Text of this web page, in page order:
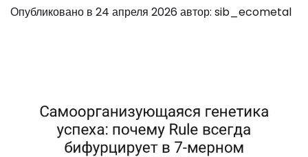
Опубликовано в 24 апреля 2026автор: sib_ecometal